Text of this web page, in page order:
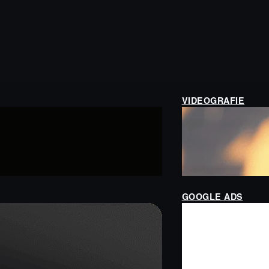
VIDEOGRAFIE
GOOGLE ADS